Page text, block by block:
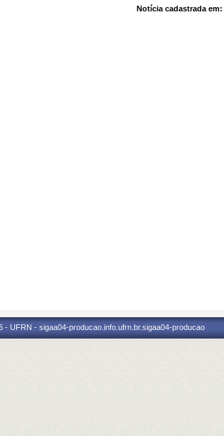
Notícia cadastrada em:
UFRN - sigaa04-producao.info.ufrn.br.sigaa04-producao